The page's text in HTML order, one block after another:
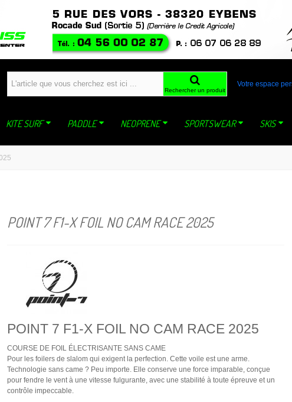
Rechercher un produit
Votre espace
KITE SURF PADDLE NEOPRENE SPORTSWEAR SKIS
POINT 7 F1-X FOIL NO CAM RACE 2025
POINT 7 F1-X FOIL NO CAM RACE 2025
COURSE DE FOIL ÉLECTRISANTE SANS CAME
Pour les foilers de slalom qui exigent la perfection. Cette voile est une arme.
Technologie sans came ? Peu importe. Elle conserve une force imparable, conçue
pour fendre le vent à une vitesse fulgurante, avec une stabilité à toute épreuve et un
contrôle impeccable.